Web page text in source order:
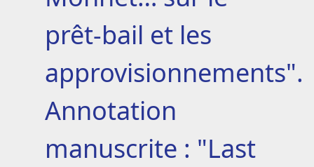
prêt-bail et les
approvisionnements".
Annotation
manuscrite : "Last